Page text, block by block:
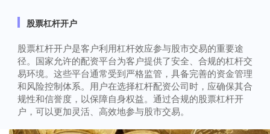
股票杠杆开户
股票杠杆开户是客户利用杠杆效应参与股市交易的重要途
径。国家允许的配资平台为客户提供了安全、合规的杠杆交
易环境。这些平台通常受到严格监管，具备完善的资金管理
和风险控制体系。用户在选择杠杆配资公司时，应确保其合
规性和信誉度，以保障自身权益。通过合规的股票杠杆开
户，可以更加灵活、高效地参与股市交易。